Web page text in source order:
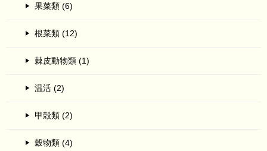
果菜類 (6)
根菜類 (12)
棘皮動物類 (1)
温活 (2)
甲殻類 (2)
穀物類 (4)